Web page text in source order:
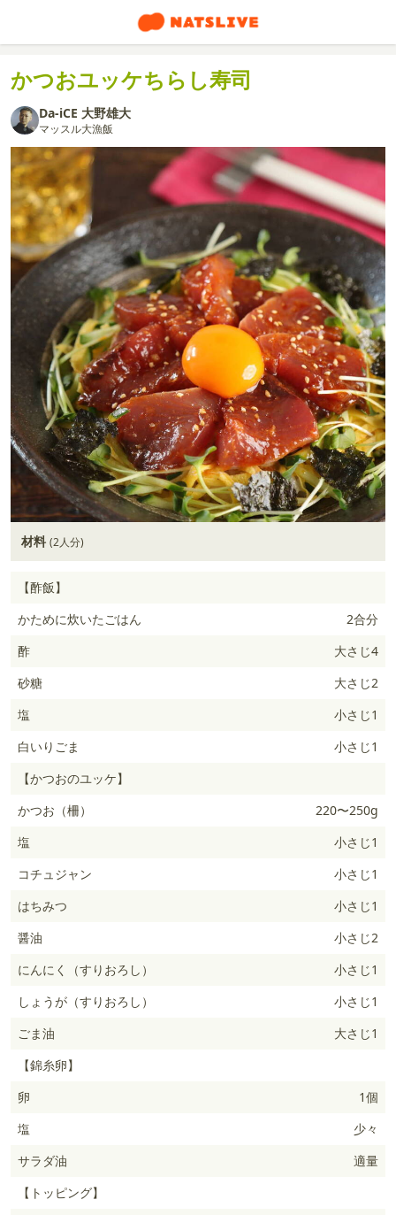
かつおユッケちらし寿司
Da-iCE 大野雄大
マッスル大漁飯
材料 (2人分)
【酢飯】
かために炊いたごはん
2合分
酢
大さじ4
砂糖
大さじ2
塩
小さじ1
白いりごま
小さじ1
【かつおのユッケ】
かつお（柵）
220〜250g
塩
小さじ1
コチュジャン
小さじ1
はちみつ
小さじ1
醤油
小さじ2
にんにく（すりおろし）
小さじ1
しょうが（すりおろし）
小さじ1
ごま油
大さじ1
【錦糸卵】
卵
1個
塩
少々
サラダ油
適量
【トッピング】